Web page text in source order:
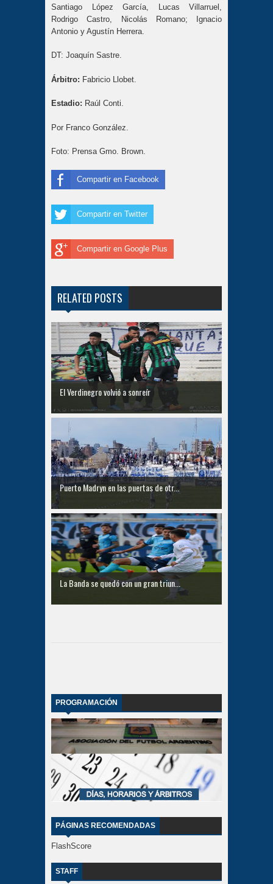
Santiago López García, Lucas Villarruel,
Rodrigo Castro, Nicolás Romano; Ignacio
Antonio y Agustín Herrera.
DT: Joaquín Sastre.
Árbitro: Fabricio Llobet.
Estadio: Raúl Conti.
Por Franco González.
Foto: Prensa Gmo. Brown.
Compartir en Facebook
Compartir en Twitter
Compartir en Google Plus
RELATED POSTS
El Verdinegro volvió a sonreír
Puerto Madryn en las puertas de otr...
La Banda se quedó con un gran triun...
PROGRAMACIÓN
PÁGINAS RECOMENDADAS
FlashScore
STAFF